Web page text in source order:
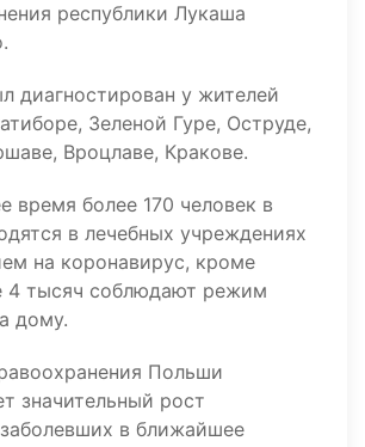
республики Лукаша
диагностирован у жителей
Зеленой Гуре, Оструде,
Вроцлаве, Кракове.
время более 170 человек в
в лечебных учреждениях
на коронавирус, кроме
4 тысяч соблюдают режим
дому.
Польши
значительный рост
в ближайшее